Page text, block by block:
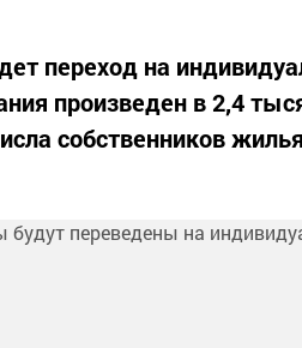
переход на
произведен в 2,4
собственников